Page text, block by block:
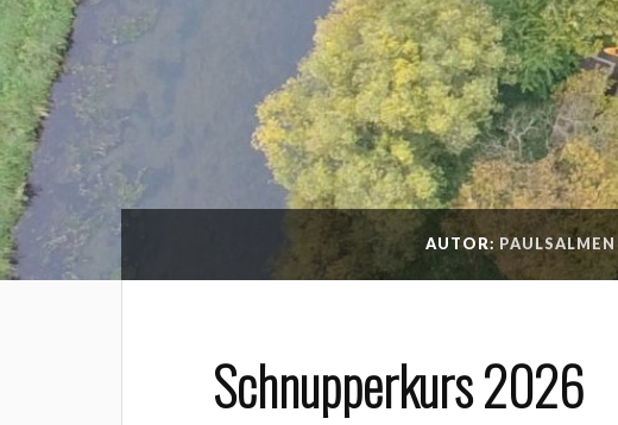
AUTOR: PAULSALMEN
Schnupperkurs 2026